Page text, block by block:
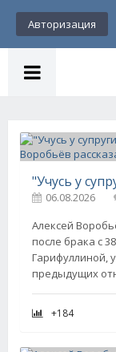
Авторизация
06.08.2026
Алексей
после брака с
Гарифуллиной,
предыдущих
+184